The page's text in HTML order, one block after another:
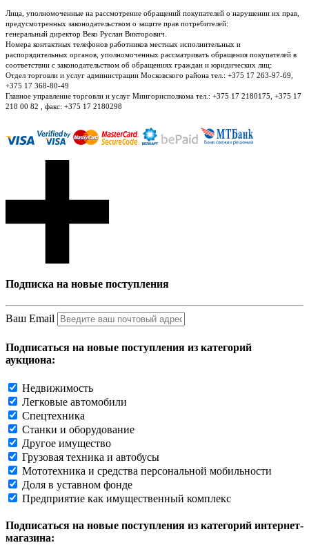
Лица, уполномоченные на рассмотрение обращений покупателей о нарушении их прав,
предусмотренных законодательством о защите прав потребителей:
генеральный директор Веко Руслан Викторович.
Номера контактных телефонов работников местных исполнительных и
распорядительных органов, уполномоченных рассматривать обращения покупателей в
соответствии с законодательством об обращениях граждан и юридических лиц:
Отдел торговли и услуг администрации Московского района тел.: +375 17 263-97-69,
+375 17 368-80-49
Главное управление торговли и услуг Мингорисполкома тел.: +375 17 2180175, +375 17
218 00 82 , факс: +375 17 2180298
Подписка на новые поступления
Ваш Email
Подписаться на новые поступления из категорий
аукциона:
Недвижимость
Легковые автомобили
Спецтехника
Станки и оборудование
Другое имущество
Грузовая техника и автобусы
Мототехника и средства персональной мобильности
Доля в уставном фонде
Предприятие как имущественный комплекс
Подписаться на новые поступления из категорий интернет-
магазина: